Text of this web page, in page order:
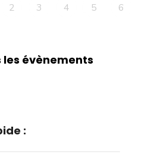
2 3 4 5 6
les évènements
: